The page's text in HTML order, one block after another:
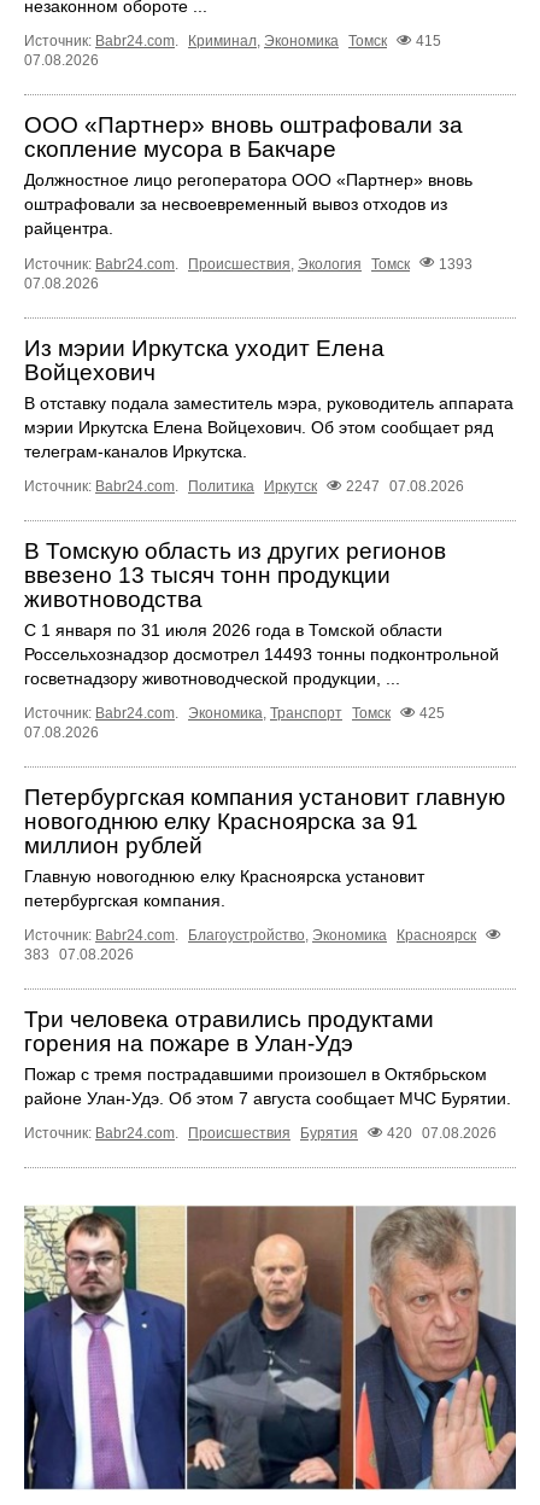
незаконном обороте ...
Источник: Babr24.com. Криминал, Экономика Томск
415
07.08.2026
ООО «Партнер» вновь оштрафовали за
скопление мусора в Бакчаре
Должностное лицо регоператора ООО «Партнер» вновь
оштрафовали за несвоевременный вывоз отходов из
райцентра.
Источник: Babr24.com Происшествия Экология Томск
1393
07.08.2026
Из мэрии Иркутска уходит Елена
Войцехович
В отставку подала заместитель мэра, руководитель аппарата
мэрии Иркутска Елена Войцехович. Об этом сообщает ряд
телеграм‑каналов Иркутска.
Источник: Babr24.com Политика Иркутск 2247 07.08.2026
В Томскую область из других регионов
ввезено 13 тысяч тонн продукции
животноводства
С 1 января по 31 июля 2026 года в Томской области
Россельхознадзор досмотрел 14493 тонны подконтрольной
госветнадзору животноводческой продукции, ...
Источник: Babr24.com. Экономика, Транспорт Томск
425
07.08.2026
Петербургская компания установит главную
новогоднюю елку Красноярска за 91
миллион рублей
Главную новогоднюю елку Красноярска установит
петербургская компания.
Источник: Babr24.com. Благоустройство, Экономика
Красноярск
383
07.08.2026
Три человека отравились продуктами
горения на пожаре в Улан-Удэ
Пожар с тремя пострадавшими произошел в Октябрьском
районе Улан-Удэ. Об этом 7 августа сообщает МЧС Бурятии.
Источник: Babr24.com. Происшествия Бурятия 420 07.08.2026